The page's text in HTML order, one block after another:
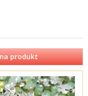
produkt